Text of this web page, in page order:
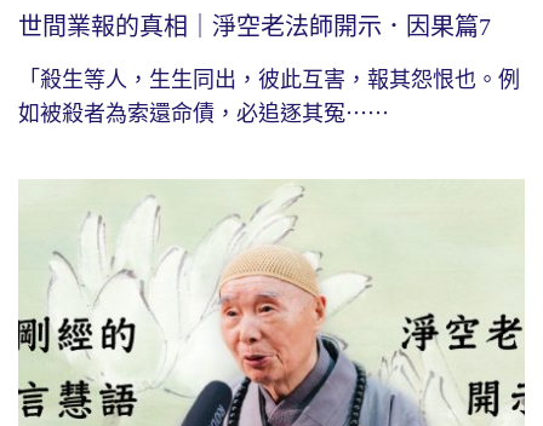
世間業報的真相｜淨空老法師開示．因果篇7
「殺生等人，生生同出，彼此互害，報其怨恨也。例
如被殺者為索還命債，必追逐其冤⋯⋯